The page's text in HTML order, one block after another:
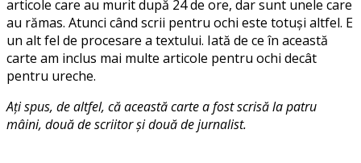
articole care au murit după 24 de ore, dar sunt unele care
au rămas. Atunci când scrii pentru ochi este totuși altfel. E
un alt fel de procesare a textului. Iată de ce în această
carte am inclus mai multe articole pentru ochi decât
pentru ureche.
Ați spus, de altfel, că această carte a fost scrisă la patru
mâini, două de scriitor și două de jurnalist.